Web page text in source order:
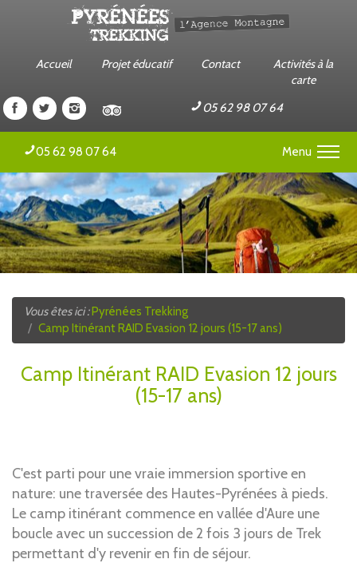
Accueil Projet éducatif Contact
Activités à la
carte
Pyrénées
Trekking
sur
Facebook
Pyrénées
Trekking
sur
Twitter
Pyrénées
Trekking
sur
Instagram
Trekking
Tripadvisor
05 62 98 07 64
05 62 98 07 64 Menu
Séjour Sportif Scolaire
Classe Verte et Rousse
Classe d'Hiver
Séjours et Stages Sportifs Adultes
Vous êtes ici :Pyrénées Trekking
Camp Itinérant RAID Evasion 12 jours (15-17 ans)
Camp Itinérant RAID Evasion 12 jours
(15-17 ans)
C'est parti pour une vraie immersion sportive en
nature: une traversée des Hautes-Pyrénées à pieds.
Le camp itinérant commence en vallée d'Aure une
boucle avec un succession de 2 fois 3 jours de Trek
permettant d'y revenir en fin de séjour.